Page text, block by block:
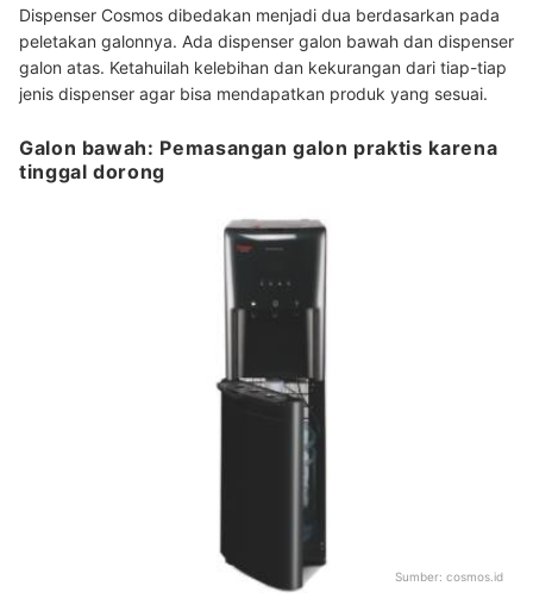
Dispenser Cosmos dibedakan menjadi dua berdasarkan pada
peletakan galonnya. Ada dispenser galon bawah dan dispenser
galon atas. Ketahuilah kelebihan dan kekurangan dari tiap-tiap
jenis dispenser agar bisa mendapatkan produk yang sesuai.
Galon bawah: Pemasangan galon praktis karena
tinggal dorong
Sumber: cosmos.id